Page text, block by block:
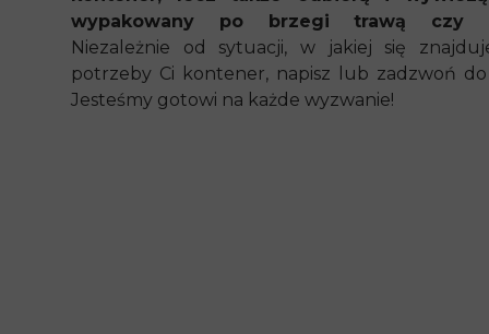
wypakowany po brzegi trawą czy
Niezależnie od sytuacji, w jakiej się
potrzeby Ci kontener, napisz lub zadzwoń
Jesteśmy gotowi na każde wyzwanie!